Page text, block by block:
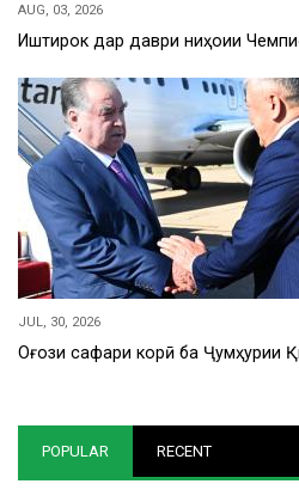
AUG, 03, 2026
Иштирок дар даври ниҳоии
JUL, 30, 2026
Оғози сафари корӣ ба Ҷумҳурии
POPULAR RECENT